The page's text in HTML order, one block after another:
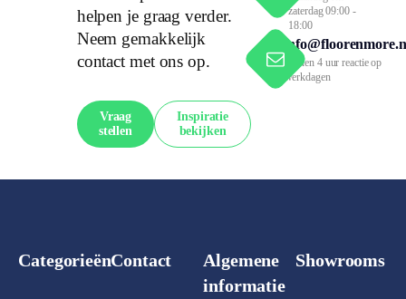
helpen je graag verder.
Neem gemakkelijk
contact met ons op.
Vraag
stellen
Inspiratie
bekijken
zaterdag 09:00 -
18:00
Binnen 4 uur reactie op
werkdagen
CategorieënContact
Algemene
informatie
Showrooms